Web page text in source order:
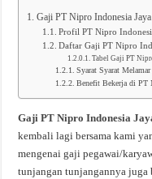
Gaji PT Nipro Indonesia Jaya
Profil PT Nipro
Daftar Gaji PT Nipro
Tabel Gaji PT
Syarat Syarat
Benefit Bekerja di PT
Gaji PT Nipro Indonesia
kembali lagi bersama kami
mengenai gaji pegawai/
tunjangan tunjangannya